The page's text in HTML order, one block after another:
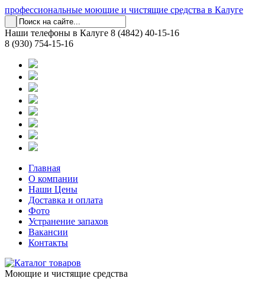
профессиональные моющие и чистящие средства в Калуге
Наши телефоны в Калуге 8 (4842) 40-15-16
8 (930) 754-15-16
Главная
О компании
Наши Цены
Доставка и оплата
Фото
Устранение запахов
Вакансии
Контакты
Моющие и чистящие средства